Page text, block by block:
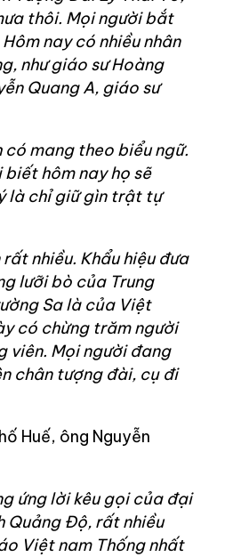
thôi. Mọi người bắt
nay có nhiều nhân
như giáo sư Hoàng
Quang A, giáo sư
có mang theo biểu ngữ.
hôm nay họ sẽ
là chỉ giữ gìn trật tự
nhiều. Khẩu hiệu đưa
lưỡi bò của Trung
Sa là của Việt
có chừng trăm người
viên. Mọi người đang
chân tượng đài, cụ đi
Huế, ông Nguyễn
ứng lời kêu gọi của đại
Quảng Độ, rất nhiều
Việt nam Thống nhất